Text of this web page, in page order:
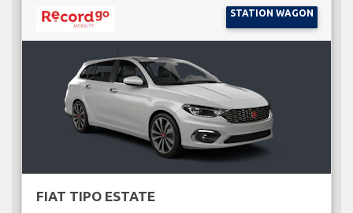
STATION WAGON
FIAT TIPO ESTATE